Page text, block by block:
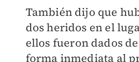
También dijo que
dos heridos en el
ellos fueron dados
forma inmediata al